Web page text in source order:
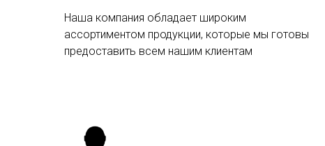
Наша компания обладает широким
ассортиментом продукции, которые мы готовы
предоставить всем нашим клиентам